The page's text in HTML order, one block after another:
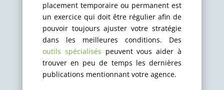
placement temporaire ou permanent est
un exercice qui doit être régulier afin de
pouvoir toujours ajuster votre stratégie
dans les meilleures conditions. Des
outils spécialisés peuvent vous aider à
trouver en peu de temps les dernières
publications mentionnant votre agence.